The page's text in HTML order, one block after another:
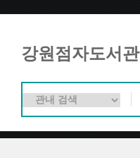
강원점자도서관